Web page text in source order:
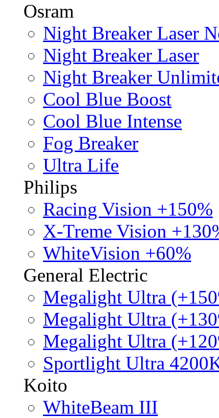
Osram
Night Breaker Laser
Night Breaker Laser
Night Breaker
Cool Blue Boost
Cool Blue Intense
Fog Breaker
Ultra Life
Philips
Racing Vision +150%
X-Treme Vision
WhiteVision +60%
General Electric
Megalight Ultra
Megalight Ultra
Megalight Ultra
Sportlight Ultra
Koito
WhiteBeam III